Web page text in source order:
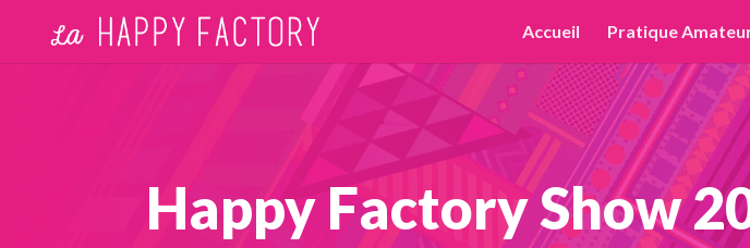
Accueil Pratique
Happy Factory Show